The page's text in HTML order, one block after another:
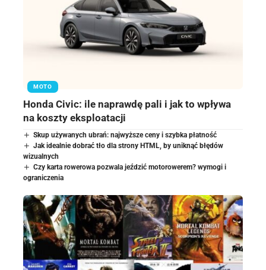
MOTO
Honda Civic: ile naprawdę pali i jak to wpływa
na koszty eksploatacji
Skup używanych ubrań: najwyższe ceny i szybka płatność
Jak idealnie dobrać tło dla strony HTML, by uniknąć błędów
wizualnych
Czy karta rowerowa pozwala jeździć motorowerem? wymogi i
ograniczenia